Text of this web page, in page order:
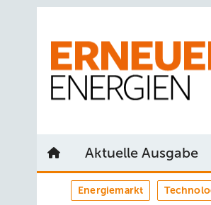
Aktuelle Ausgabe
Energiemarkt